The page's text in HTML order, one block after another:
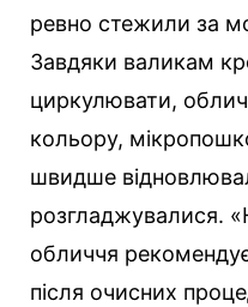
ревно стежили за
Завдяки валикам
циркулювати,
кольору,
швидше
розгладжувалися.
обличчя
після очисних